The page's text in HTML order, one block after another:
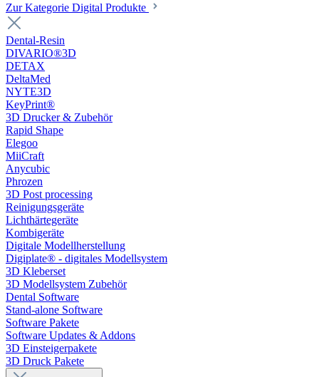
Zur Kategorie Digital Produkte
Dental-Resin
DIVARIO®3D
DETAX
DeltaMed
NYTE3D
KeyPrint®
3D Drucker & Zubehör
Rapid Shape
Elegoo
MiiCraft
Anycubic
Phrozen
3D Post processing
Reinigungsgeräte
Lichthärtegeräte
Kombigeräte
Digitale Modellherstellung
Digiplate® - digitales Modellsystem
3D Kleberset
3D Modellsystem Zubehör
Dental Software
Stand-alone Software
Software Pakete
Software Updates & Addons
3D Einsteigerpakete
3D Druck Pakete